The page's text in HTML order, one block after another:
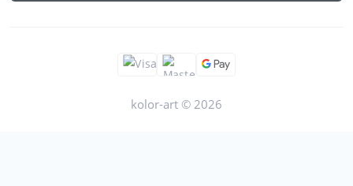
kolor-art © 2026